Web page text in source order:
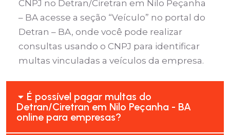
CNPJ no Detran/Ciretran em Nilo Peçanha
– BA acesse a seção “Veículo” no portal do
Detran – BA, onde você pode realizar
consultas usando o CNPJ para identificar
multas vinculadas a veículos da empresa.
É possível pagar multas do
Detran/Ciretran em Nilo Peçanha - BA
online para empresas?